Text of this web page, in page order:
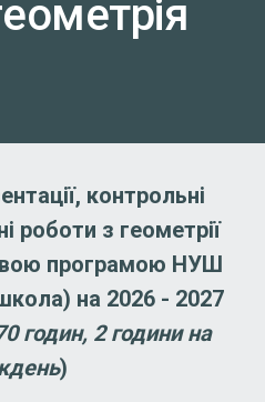
контрольні
роботи з геометрії
програмою НУШ
на 2026 - 2027
годин, 2 години на
)